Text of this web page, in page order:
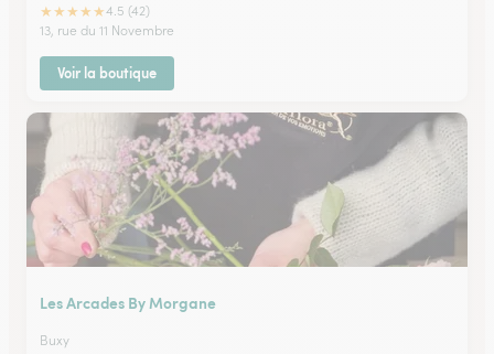
★★★★★4.5 (42)
13, rue du 11 Novembre
Voir la boutique
Les Arcades By Morgane
Buxy